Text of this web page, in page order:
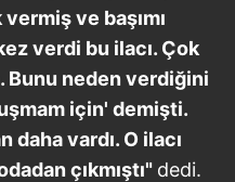
ve başımı
verdi bu ilacı. Çok
Bunu neden verdiğini
için' demişti.
daha vardı. O ilacı
çıkmıştı" dedi.